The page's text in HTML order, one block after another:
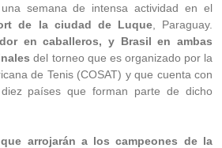
semana de intensa actividad en el
de la ciudad de Luque, Paraguay.
en caballeros, y Brasil en ambas
del torneo que es organizado por la
de Tenis (COSAT) y que cuenta con
países que forman parte de dicho
arrojarán a los campeones de la